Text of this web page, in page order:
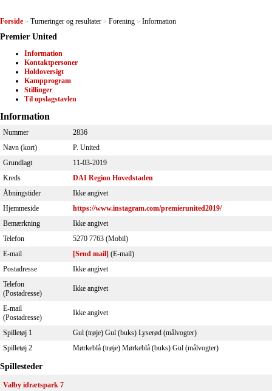
Forside > Turneringer og resultater > Forening > Information
Premier United
Information
Kontaktpersoner
Holdoversigt
Kampprogram
Stillinger
Til opslagstavlen
Information
Nummer
2836
Navn (kort)
P. United
Grundlagt
11-03-2019
Kreds
DAI Region Hovedstaden
Åbningstider
Ikke angivet
Hjemmeside
https://www.instagram.com/premierunited2019/
Bemærkning
Ikke angivet
Telefon
5270 7763 (Mobil)
E-mail
[Send mail] (E-mail)
Postadresse
Ikke angivet
Telefon
(Postadresse)
Ikke angivet
E-mail
(Postadresse)
Ikke angivet
Spilletøj 1
Gul (trøje) Gul (buks) Lyserød (målvogter)
Spilletøj 2
Mørkeblå (trøje) Mørkeblå (buks) Gul (målvogter)
Spillesteder
Valby idrætspark 7